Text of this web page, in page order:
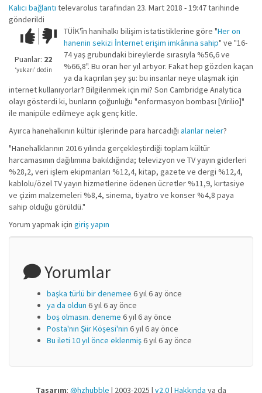
Kalıcı bağlantı televarolus tarafından 23. Mart 2018 - 19:47 tarihinde
gönderildi
Çok iyi!O
kadar
iyi
değil!
Puanlar: 22
‘yukarı’ dedin
TÜİK'în hanihalkı bilişim istatistiklerine göre "Her on
hanenin sekizi İnternet erişim imkânına sahip" ve "16-
74 yaş grubundaki bireylerde sırasıyla %56,6 ve
%66,8". Bu oran her yıl artıyor. Fakat hep gözden kaçan
ya da kaçırılan şey şu: bu insanlar neye ulaşmak için
internet kullanıyorlar? Bilgilenmek için mi? Son Cambridge Analytica
olayı gösterdi ki, bunların çoğunluğu "enformasyon bombası [Virilio]"
ile manipüle edilmeye açık genç kitle.
Ayırca hanehalkının kültür işlerinde para harcadığı alanlar neler?
"Hanehalklarının 2016 yılında gerçekleştirdiği toplam kültür
harcamasının dağılımına bakıldığında; televizyon ve TV yayın giderleri
%28,2, veri işlem ekipmanları %12,4, kitap, gazete ve dergi %12,4,
kablolu/özel TV yayın hizmetlerine ödenen ücretler %11,9, kırtasiye
ve çizim malzemeleri %8,4, sinema, tiyatro ve konser %4,8 paya
sahip olduğu görüldü."
Yorum yapmak için giriş yapın
Yorumlar
başka türlü bir denemee 6 yıl 6 ay önce
ya da oldun 6 yıl 6 ay önce
boş olmasın. deneme 6 yıl 6 ay önce
Posta'nın Şiir Köşesi'nin 6 yıl 6 ay önce
Bu ileti 10 yıl önce eklenmiş6 yıl 6 ay önce
Tasarım: @hzhubble | 2003-2025 | v2.0| Hakkında ya da